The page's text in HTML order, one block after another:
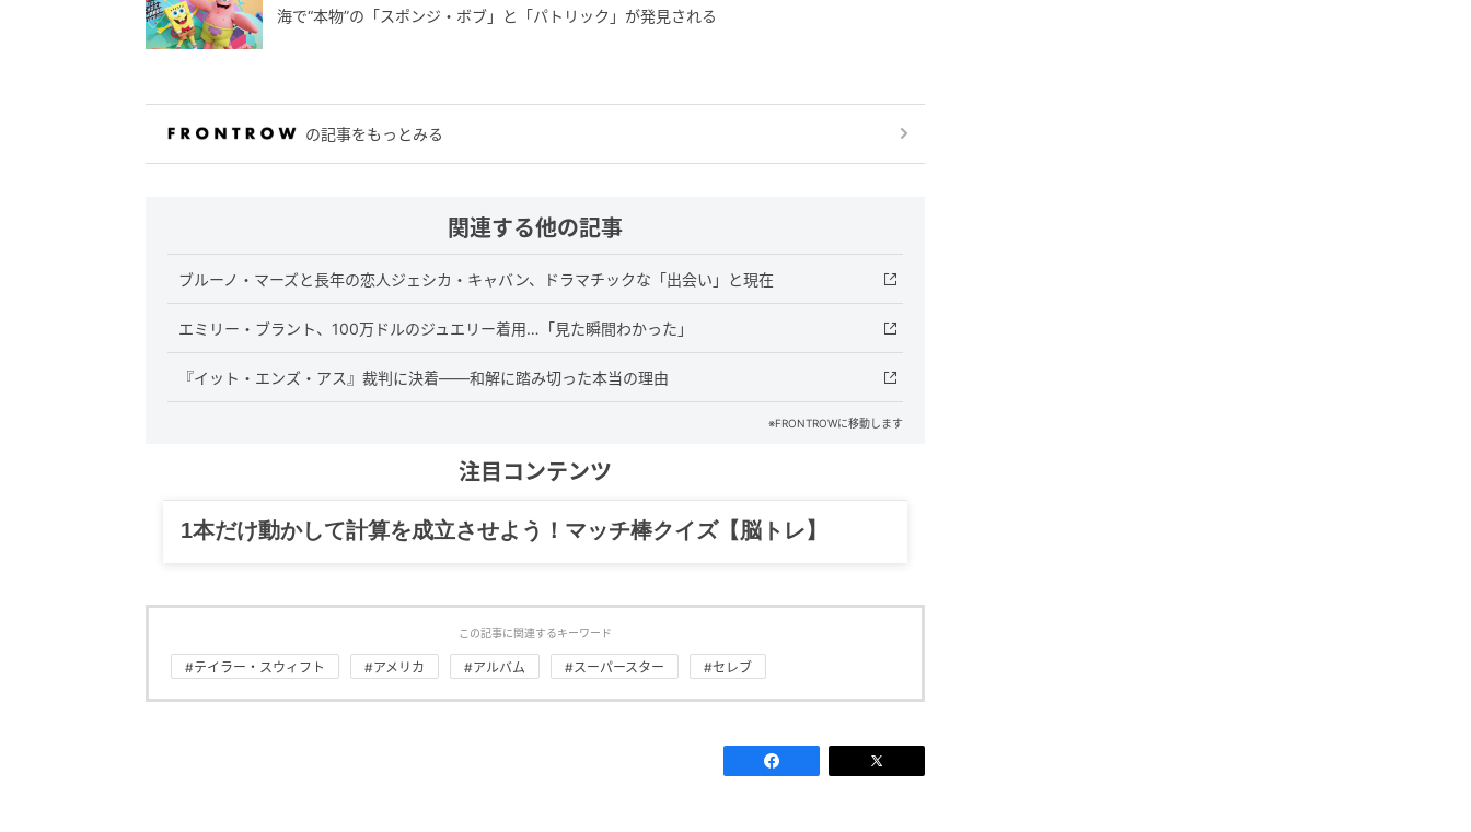
海で“本物”の「スポンジ・ボブ」と「パトリック」が発見される
の記事をもっとみる
関連する他の記事
ブルーノ・マーズと長年の恋人ジェシカ・キャバン、ドラマチックな「出会い」と現在
エミリー・ブラント、100万ドルのジュエリー着用…「見た瞬間わかった」
『イット・エンズ・アス』裁判に決着——和解に踏み切った本当の理由
※FRONTROWに移動します
注目コンテンツ
グルメ、ギャグ、子育て、旅行記……全部、読めます。
この記事に関連するキーワード
#テイラー・スウィフト #アメリカ #アルバム #スーパースター #セレブ